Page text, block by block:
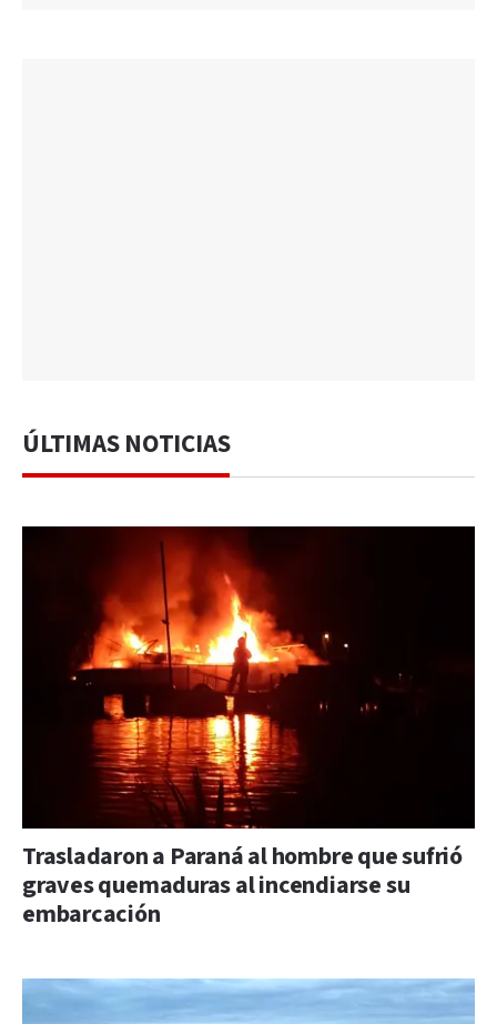
ÚLTIMAS NOTICIAS
Trasladaron a Paraná al hombre que sufrió
graves quemaduras al incendiarse su
embarcación